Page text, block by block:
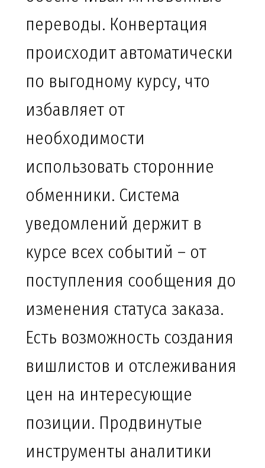
переводы. Конвертация
происходит автоматически
по выгодному курсу, что
избавляет от
необходимости
использовать сторонние
обменники. Система
уведомлений держит в
курсе всех событий – от
поступления сообщения до
изменения статуса заказа.
Есть возможность создания
вишлистов и отслеживания
цен на интересующие
позиции. Продвинутые
инструменты аналитики